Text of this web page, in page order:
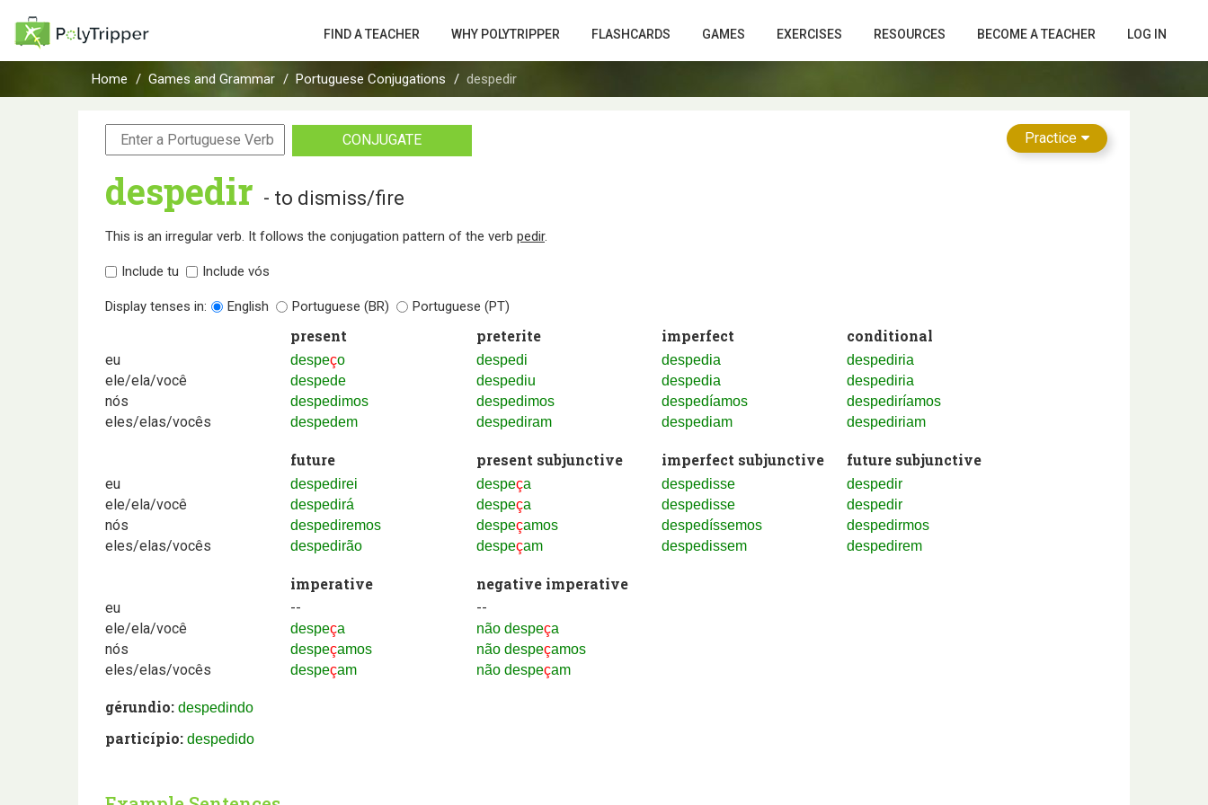
FIND A TEACHER WHY POLYTRIPPER FLASHCARDS GAMES EXERCISES RESOURCES BECOME A TEACHER LOG IN
Home Games and Grammar Portuguese Conjugations despedir
Practice
CONJUGATE
despedir - to dismiss/fire
This is an irregular verb. It follows the conjugation pattern of the verb pedir.
Include tu Include vós
Display tenses in: English Portuguese (BR) Portuguese (PT)
present preterite imperfect conditional
eu despeço despedi despedia despediria
ele/ela/você despede despediu despedia despediria
nós despedimos despedimos despedíamos despediríamos
eles/elas/vocês despedem despediram despediam despediriam
future present subjunctive imperfect subjunctive future subjunctive
eu despedirei despeça despedisse despedir
ele/ela/você despedirá despeça despedisse despedir
nós despediremos despeçamos despedíssemos despedirmos
eles/elas/vocês despedirão despeçam despedissem despedirem
imperative negative imperative
eu --
--
ele/ela/você
despeça não despeça
nós despeçamos não despeçamos
eles/elas/vocês despeçam não despeçam
gérundio: despedindo
particípio: despedido